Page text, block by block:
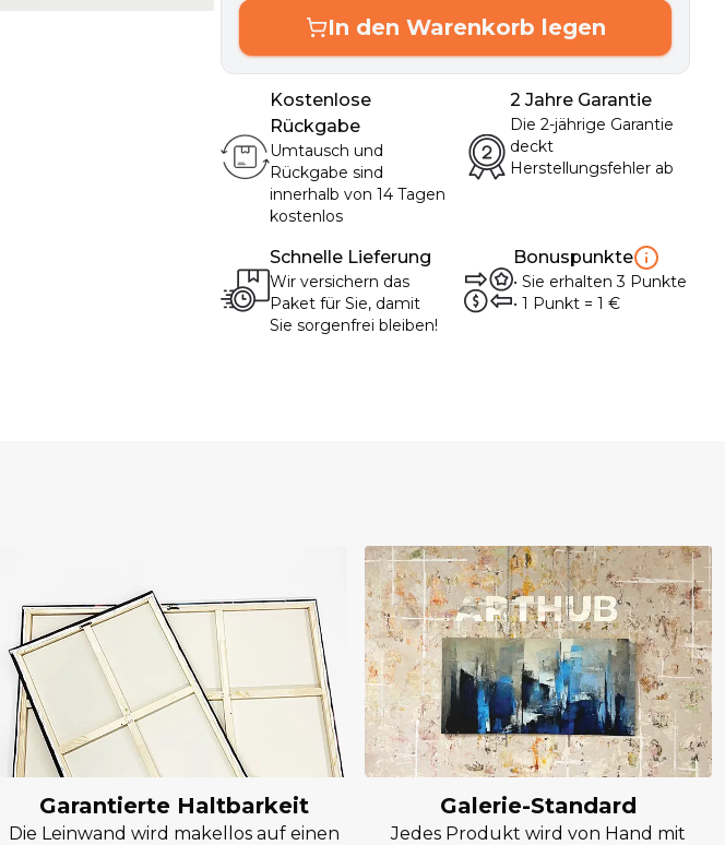
In den Warenkorb legen
Kostenlose
Rückgabe
Umtausch und
Rückgabe sind
innerhalb von 14 Tagen
kostenlos
2 Jahre Garantie
Die 2-jährige Garantie
deckt
Herstellungsfehler ab
Schnelle Lieferung
Wir versichern das
Paket für Sie, damit
Sie sorgenfrei bleiben!
Bonuspunkte
• Sie erhalten 3 Punkte
• 1 Punkt = 1 €
Garantierte Haltbarkeit
Die Leinwand wird makellos auf einen
Galerie-Standard
Jedes Produkt wird von Hand mit